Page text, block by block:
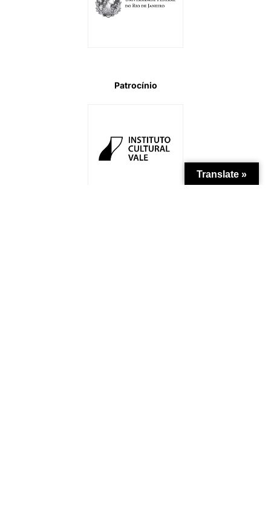
Patrocínio
Translate »